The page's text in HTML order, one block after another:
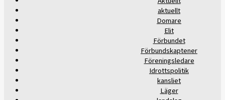
aktuellt
Domare
Elit
Förbundet
Förbundskaptener
Föreningsledare
Idrottspolitik
kansliet
Läger